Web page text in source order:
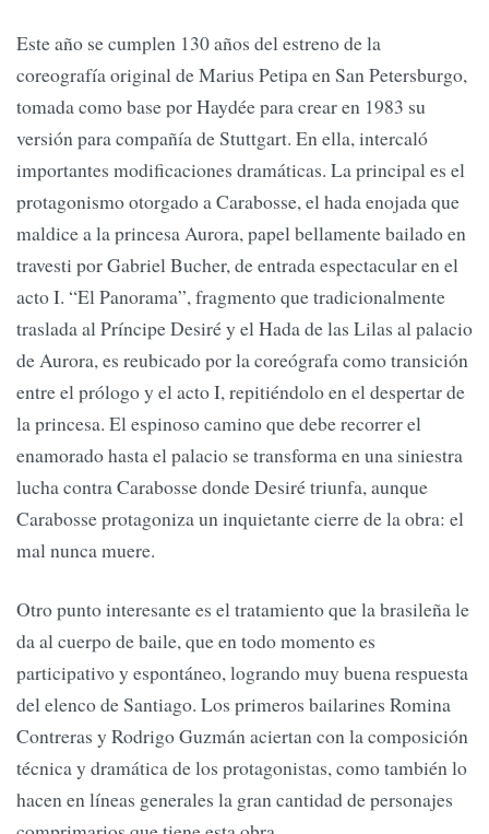
Este año se cumplen 130 años del estreno de la
coreografía original de Marius Petipa en San Petersburgo,
tomada como base por Haydée para crear en 1983 su
versión para compañía de Stuttgart. En ella, intercaló
importantes modificaciones dramáticas. La principal es el
protagonismo otorgado a Carabosse, el hada enojada que
maldice a la princesa Aurora, papel bellamente bailado en
travesti por Gabriel Bucher, de entrada espectacular en el
acto I. “El Panorama”, fragmento que tradicionalmente
traslada al Príncipe Desiré y el Hada de las Lilas al palacio
de Aurora, es reubicado por la coreógrafa como transición
entre el prólogo y el acto I, repitiéndolo en el despertar de
la princesa. El espinoso camino que debe recorrer el
enamorado hasta el palacio se transforma en una siniestra
lucha contra Carabosse donde Desiré triunfa, aunque
Carabosse protagoniza un inquietante cierre de la obra: el
mal nunca muere.
Otro punto interesante es el tratamiento que la brasileña le
da al cuerpo de baile, que en todo momento es
participativo y espontáneo, logrando muy buena respuesta
del elenco de Santiago. Los primeros bailarines Romina
Contreras y Rodrigo Guzmán aciertan con la composición
técnica y dramática de los protagonistas, como también lo
hacen en líneas generales la gran cantidad de personajes